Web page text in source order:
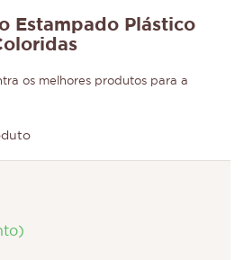
Estampado Plástico
os melhores produtos para a